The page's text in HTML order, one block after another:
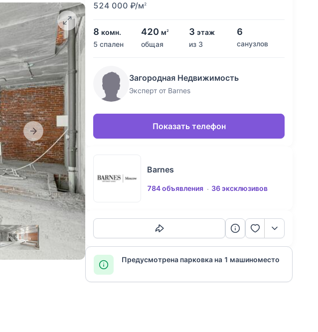
524 000 ₽/м2
8 комн.
5 спален
420 м2
общая
3 этаж
из 3
6
санузлов
Загородная Недвижимость
Эксперт от Barnes
Показать телефон
Barnes
784 объявления
36 эксклюзивов
Предусмотрена парковка на 1 машиноместо